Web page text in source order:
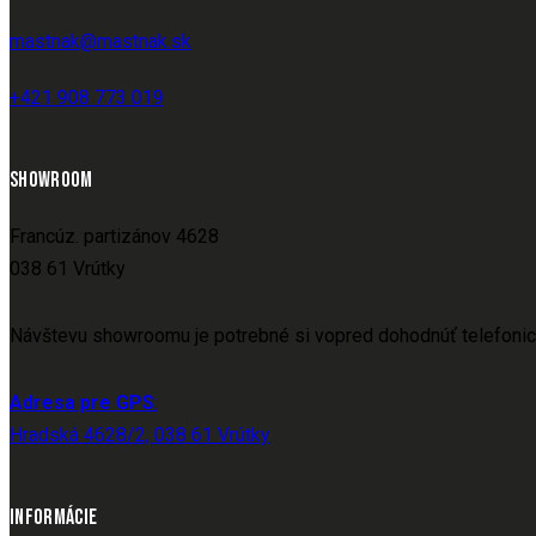
mastnak@mastnak.sk
+421 908 773 019
SHOWROOM
Francúz. partizánov 4628
038 61 Vrútky
Návštevu showroomu je potrebné si vopred dohodnúť
Adresa pre GPS:
Hradská 4628/2, 038 61 Vrútky
INFORMÁCIE